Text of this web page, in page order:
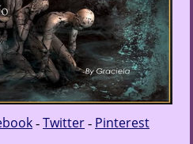
- Twitter - Pinterest